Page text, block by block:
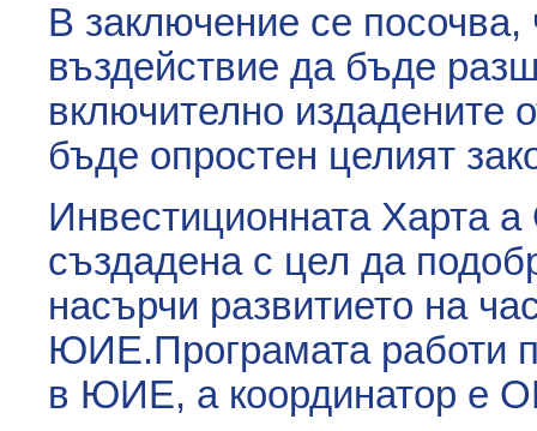
В заключение се посочва,
въздействие да бъде
включително издадените
бъде опростен целият
Инвестиционната Харта
създадена с цел да
насърчи развитието на
ЮИЕ.Програмата работи
в ЮИЕ, а координатор е